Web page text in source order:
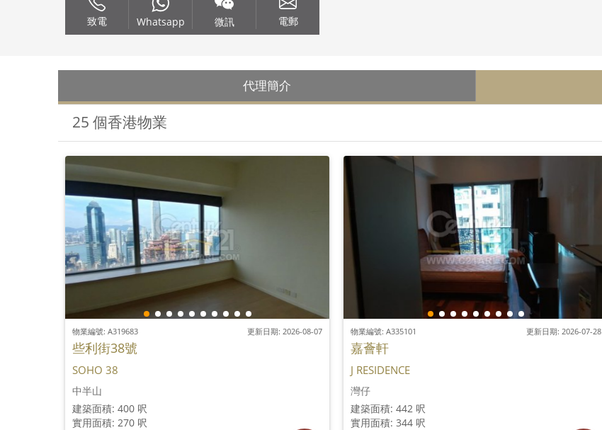
致電 Whatsapp 微訊 電郵
代理簡介
25 個香港物業
物業編號: A319683 更新日期: 2026-08-07
些利街38號
SOHO 38
中半山
建築面積: 400 呎
實用面積: 270 呎
物業編號: A335101 更新日期: 2026-07-28
嘉薈軒
J RESIDENCE
灣仔
建築面積: 442 呎
實用面積: 344 呎